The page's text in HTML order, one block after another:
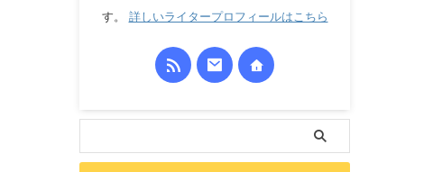
す。 詳しいライタープロフィールはこちら